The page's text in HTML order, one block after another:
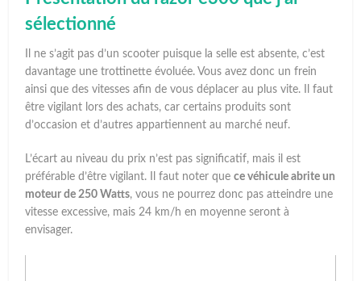
sélectionné
Il ne s’agit pas d’un scooter puisque la selle est absente, c’est
davantage une trottinette évoluée. Vous avez donc un frein
ainsi que des vitesses afin de vous déplacer au plus vite. Il faut
être vigilant lors des achats, car certains produits sont
d’occasion et d’autres appartiennent au marché neuf.
L’écart au niveau du prix n’est pas significatif, mais il est
préférable d’être vigilant. Il faut noter quece véhicule abrite un
moteur de 250 Watts, vous ne pourrez donc pas atteindre une
vitesse excessive, mais 24 km/h en moyenne seront à
envisager.